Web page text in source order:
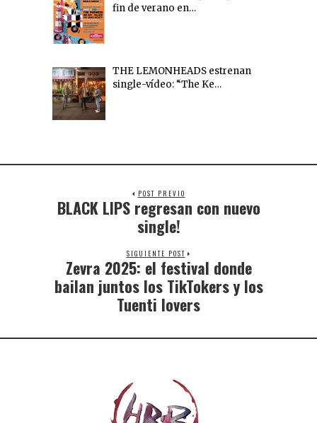
fin de verano en…
THE LEMONHEADS estrenan
single-vídeo: “The Ke…
POST PREVIO
BLACK LIPS regresan con nuevo
single!
SIGUIENTE POST
Zevra 2025: el festival donde
bailan juntos los TikTokers y los
Tuenti lovers